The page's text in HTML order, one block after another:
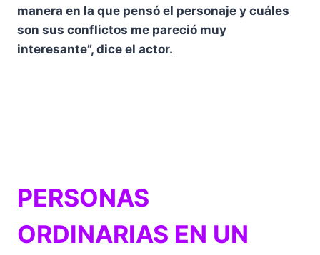
manera en la que pensó el personaje y cuáles
son sus conflictos me pareció muy
interesante”, dice el actor.
PERSONAS
ORDINARIAS EN UN